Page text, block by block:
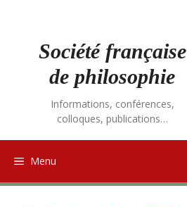
Société française
de philosophie
Informations, conférences,
colloques, publications…
Menu